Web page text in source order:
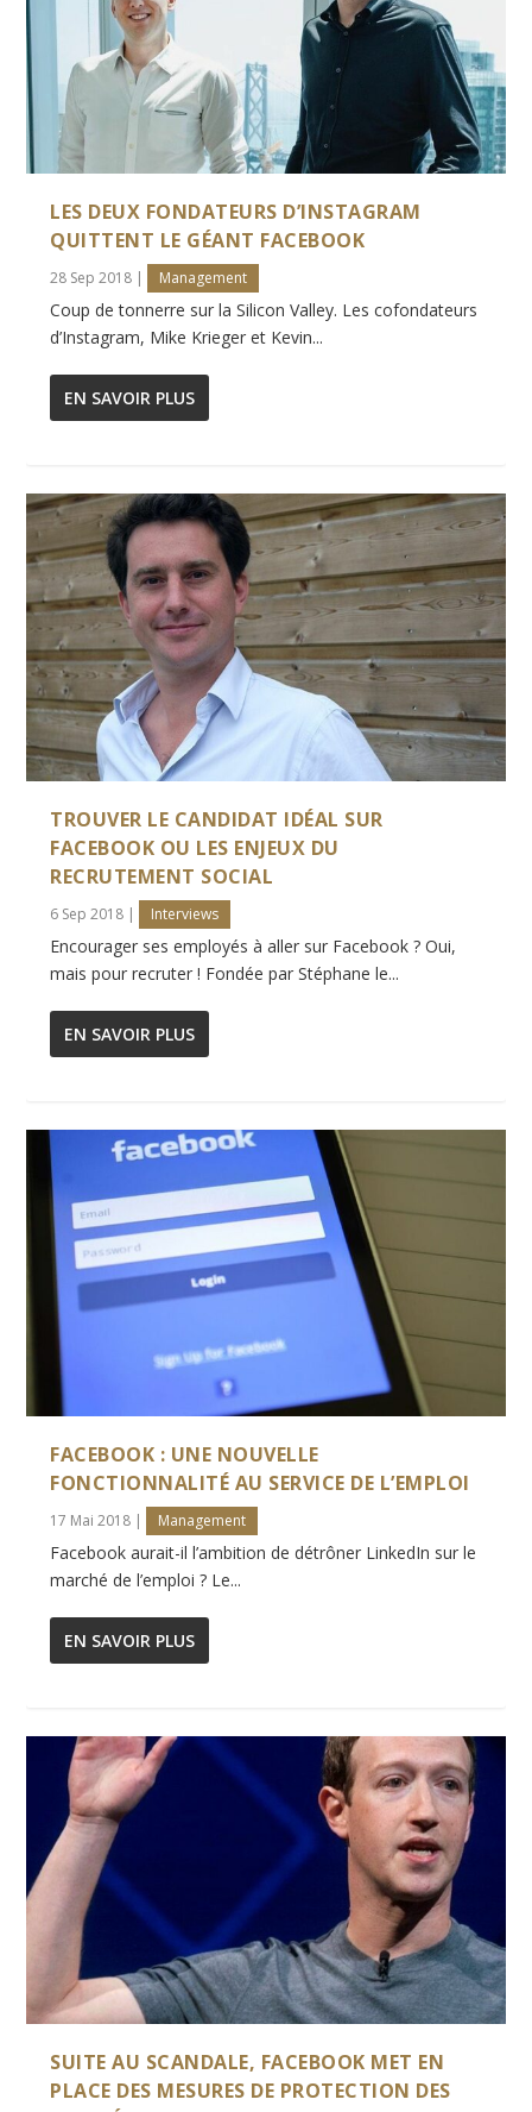
LES DEUX FONDATEURS D’INSTAGRAM
QUITTENT LE GÉANT FACEBOOK
28 Sep 2018 | Management
Coup de tonnerre sur la Silicon Valley. Les cofondateurs
d’Instagram, Mike Krieger et Kevin...
EN SAVOIR PLUS
TROUVER LE CANDIDAT IDÉAL SUR
FACEBOOK OU LES ENJEUX DU
RECRUTEMENT SOCIAL
6 Sep 2018 | Interviews
Encourager ses employés à aller sur Facebook ? Oui,
mais pour recruter ! Fondée par Stéphane le...
EN SAVOIR PLUS
FACEBOOK : UNE NOUVELLE
FONCTIONNALITÉ AU SERVICE DE L’EMPLOI
17 Mai 2018 | Management
Facebook aurait-il l’ambition de détrôner LinkedIn sur le
marché de l’emploi ? Le...
EN SAVOIR PLUS
SUITE AU SCANDALE, FACEBOOK MET EN
PLACE DES MESURES DE PROTECTION DES